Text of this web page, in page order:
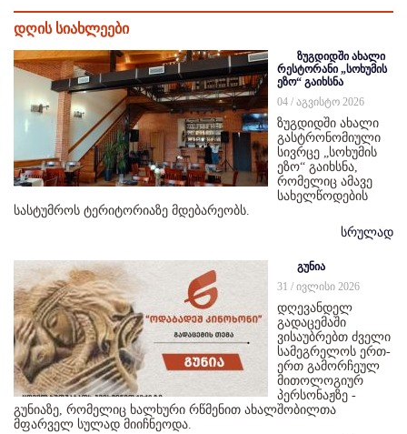
დღის სიახლეები
ზუგდიდში ახალი
რესტორანი „სოხუმის
ეზო“ გაიხსნა
04 / აგვისტო 2026
ზუგდიდში ახალი
გასტრონომიული
სივრცე „სოხუმის
ეზო“ გაიხსნა,
რომელიც ამავე
სახელწოდების
სასტუმროს ტერიტორიაზე მდებარეობს.
სრულად
გუნია
31 / ივლისი 2026
დღევანდელ
გადაცემაში
ვისაუბრებთ ძველი
სამეგრელოს ერთ-
ერთ გამორჩეულ
მითოლოგიურ
პერსონაჟზე -
გუნიაზე, რომელიც ხალხური რწმენით ახალშობილთა
მფარველ სულად მიიჩნეოდა.